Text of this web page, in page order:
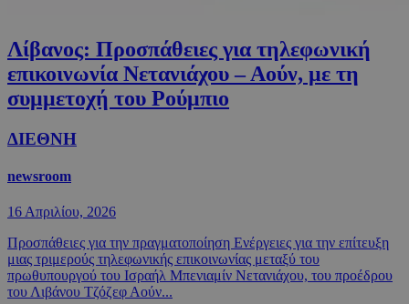
Λίβανος: Προσπάθειες για τηλεφωνική
επικοινωνία Νετανιάχου – Αούν, με τη
συμμετοχή του Ρούμπιο
ΔΙΕΘΝΗ
newsroom
16 Απριλίου, 2026
Προσπάθειες για την πραγματοποίηση Ενέργειες για την επίτευξη
μιας τριμερούς τηλεφωνικής επικοινωνίας μεταξύ του
πρωθυπουργού του Ισραήλ Μπενιαμίν Νετανιάχου, του προέδρου
του Λιβάνου Τζόζεφ Αούν...